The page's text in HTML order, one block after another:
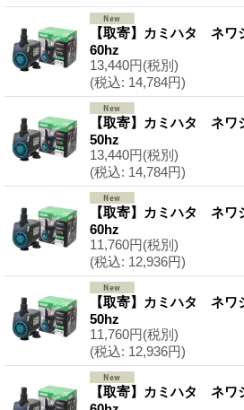
【取寄】カミハタ ネワ
60hz
13,440円(税別)
(税込: 14,784円)
【取寄】カミハタ ネワ
50hz
13,440円(税別)
(税込: 14,784円)
【取寄】カミハタ ネワ
60hz
11,760円(税別)
(税込: 12,936円)
【取寄】カミハタ ネワ
50hz
11,760円(税別)
(税込: 12,936円)
【取寄】カミハタ ネワ